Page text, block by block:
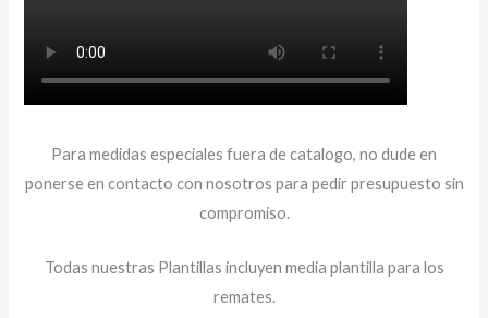
Para medidas especiales fuera de catalogo, no dude en
ponerse en contacto con nosotros para pedir presupuesto sin
compromiso.
Todas nuestras Plantillas incluyen media plantilla para los
remates.